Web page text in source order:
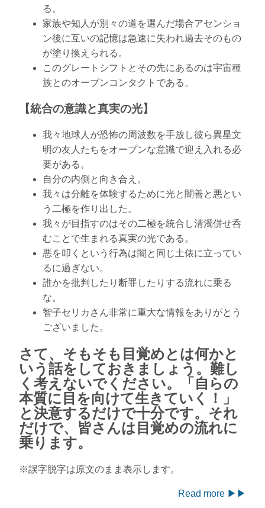
る。
家族や知人が別々の道を選んだ場合アセンショ
ン後に互いの記憶は急速に失われ過去そのもの
が塗り換えられる。
このグレートシフトとその先にあるのは宇宙種
族とのオープンコンタクトである。
【統合の意識と真実の光】
我々地球人が恐怖の周波数を手放し彼ら異星文
明の友人たちをオープンな意識で迎え入れる必
要がある。
自分の内側と向き合え。
我々は分離を体験するために光と闇善と悪とい
う二極を作り出した。
我々が目指すのはその二極を統合し清濁併せ呑
むことで生まれる真実の光である。
悪を叩くという行為は闇と同じ土俵に立ってい
るに過ぎない。
誰かを批判したり断罪したりする流れに乗る
な。
智子セリカさん非常に重大な情報をありがとう
ございました。
さて、そもそも目覚めとは何かと
いう話をしておきましょう。難し
く考えないでください。「自らの
本質に目を向けて生きていく！」
と決意するだけで十分です。それ
だけで、皆さんは目覚めの流れに
乗ります。
※誤字脱字は原文のまま表示します。
Read more ▶▶